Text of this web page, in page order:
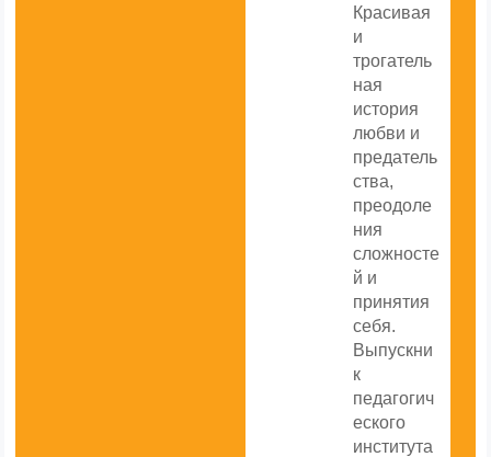
Красивая
и
трогатель
ная
история
любви и
предатель
ства,
преодоле
ния
сложносте
й и
принятия
себя.
Выпускни
к
педагогич
еского
института